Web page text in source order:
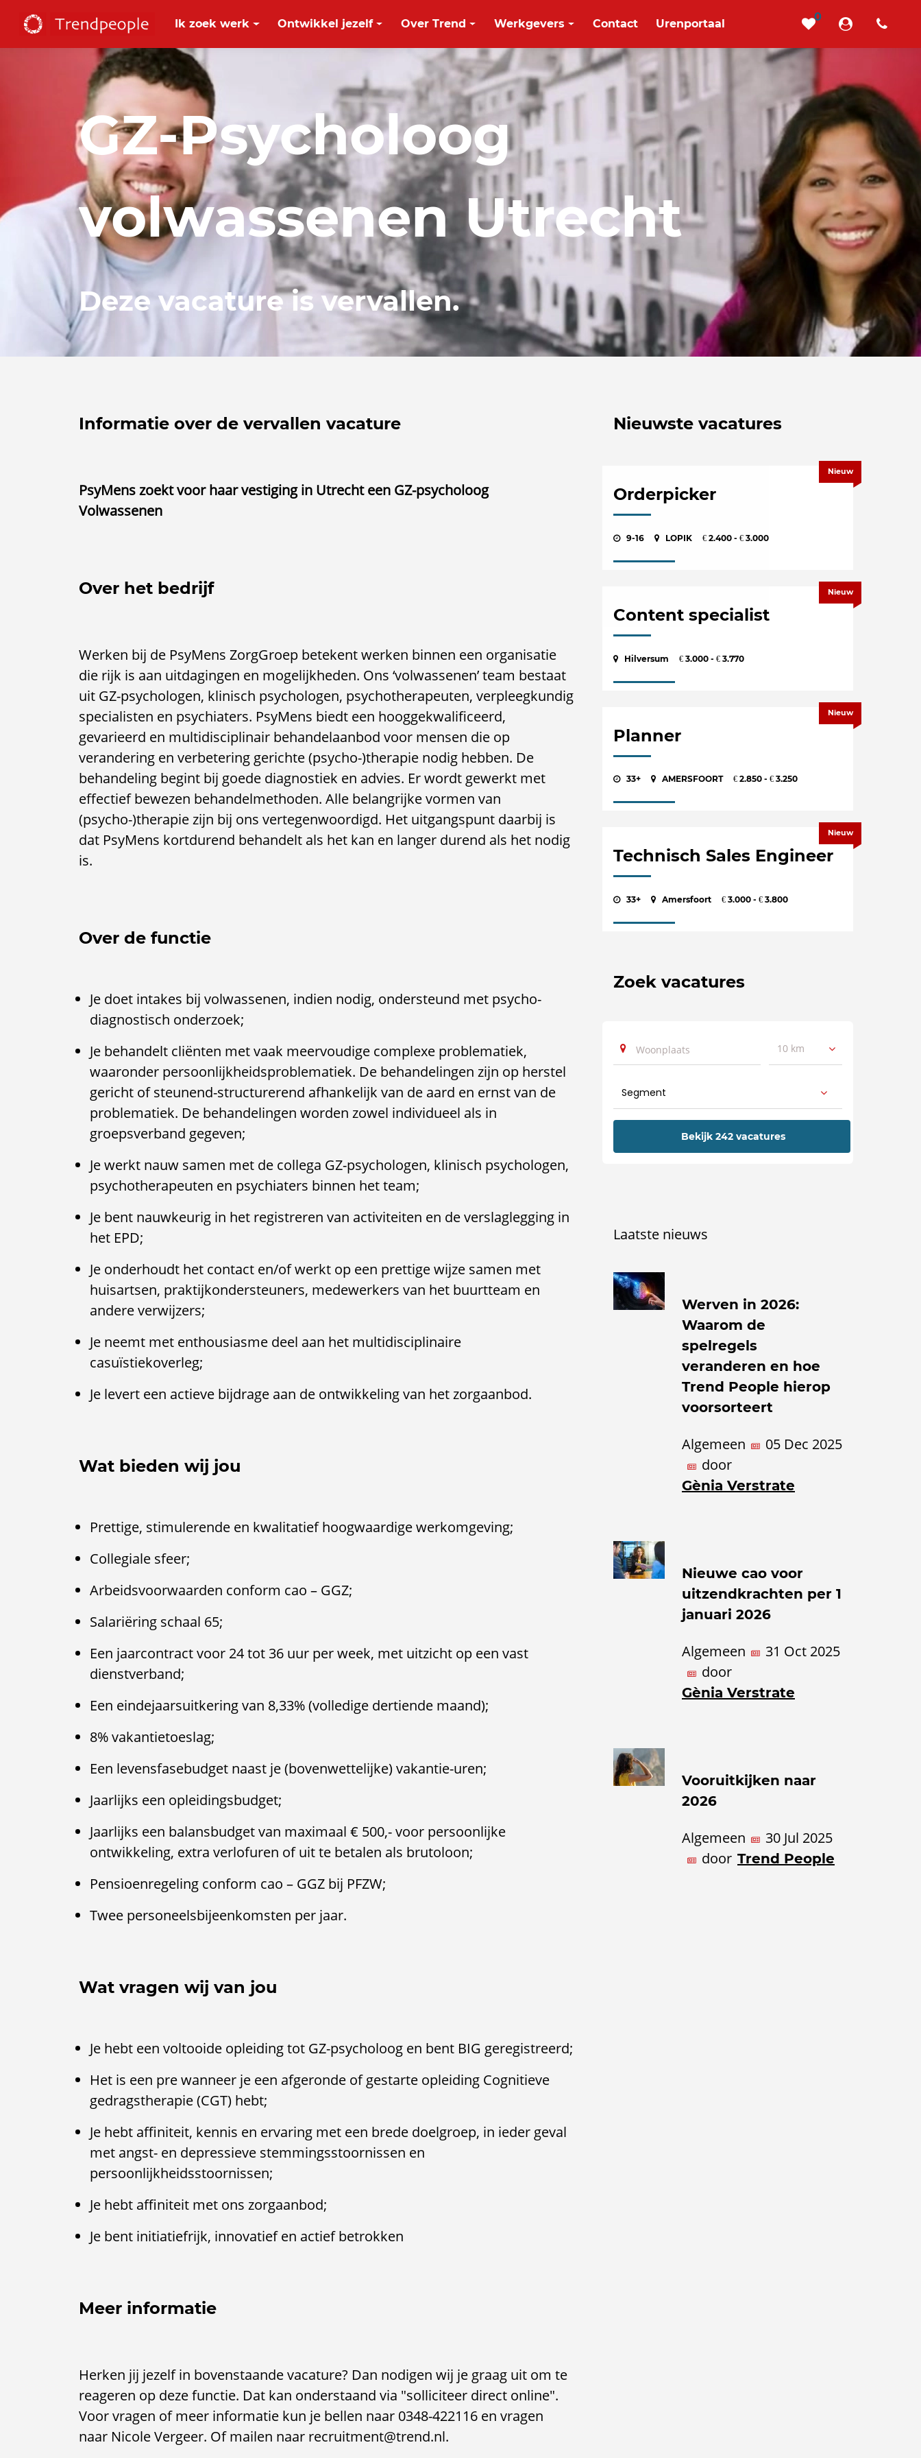
Ik zoek werk Ontwikkel jezelf Over Trend Werkgevers Contact Urenportaal
0
GZ-Psycholoog
volwassenen Utrecht
Deze vacature is vervallen.
Informatie over de vervallen vacature
PsyMens zoekt voor haar vestiging in Utrecht een GZ-psycholoog
Volwassenen
Over het bedrijf
Werken bij de PsyMens ZorgGroep betekent werken binnen een organisatie
die rijk is aan uitdagingen en mogelijkheden. Ons ‘volwassenen’ team bestaat
uit GZ-psychologen, klinisch psychologen, psychotherapeuten, verpleegkundig
specialisten en psychiaters. PsyMens biedt een hooggekwalificeerd,
gevarieerd en multidisciplinair behandelaanbod voor mensen die op
verandering en verbetering gerichte (psycho-)therapie nodig hebben. De
behandeling begint bij goede diagnostiek en advies. Er wordt gewerkt met
effectief bewezen behandelmethoden. Alle belangrijke vormen van
(psycho-)therapie zijn bij ons vertegenwoordigd. Het uitgangspunt daarbij is
dat PsyMens kortdurend behandelt als het kan en langer durend als het nodig
is.
Over de functie
Je doet intakes bij volwassenen, indien nodig, ondersteund met psycho-
diagnostisch onderzoek;
Je behandelt cliënten met vaak meervoudige complexe problematiek,
waaronder persoonlijkheidsproblematiek. De behandelingen zijn op herstel
gericht of steunend-structurerend afhankelijk van de aard en ernst van de
problematiek. De behandelingen worden zowel individueel als in
groepsverband gegeven;
Je werkt nauw samen met de collega GZ-psychologen, klinisch psychologen,
psychotherapeuten en psychiaters binnen het team;
Je bent nauwkeurig in het registreren van activiteiten en de verslaglegging in
het EPD;
Je onderhoudt het contact en/of werkt op een prettige wijze samen met
huisartsen, praktijkondersteuners, medewerkers van het buurtteam en
andere verwijzers;
Je neemt met enthousiasme deel aan het multidisciplinaire
casuïstiekoverleg;
Je levert een actieve bijdrage aan de ontwikkeling van het zorgaanbod.
Wat bieden wij jou
Prettige, stimulerende en kwalitatief hoogwaardige werkomgeving;
Collegiale sfeer;
Arbeidsvoorwaarden conform cao – GGZ;
Salariëring schaal 65;
Een jaarcontract voor 24 tot 36 uur per week, met uitzicht op een vast
dienstverband;
Een eindejaarsuitkering van 8,33% (volledige dertiende maand);
8% vakantietoeslag;
Een levensfasebudget naast je (bovenwettelijke) vakantie-uren;
Jaarlijks een opleidingsbudget;
Jaarlijks een balansbudget van maximaal € 500,- voor persoonlijke
ontwikkeling, extra verlofuren of uit te betalen als brutoloon;
Pensioenregeling conform cao – GGZ bij PFZW;
Twee personeelsbijeenkomsten per jaar.
Wat vragen wij van jou
Je hebt een voltooide opleiding tot GZ-psycholoog en bent BIG geregistreerd;
Het is een pre wanneer je een afgeronde of gestarte opleiding Cognitieve
gedragstherapie (CGT) hebt;
Je hebt affiniteit, kennis en ervaring met een brede doelgroep, in ieder geval
met angst- en depressieve stemmingsstoornissen en
persoonlijkheidsstoornissen;
Je hebt affiniteit met ons zorgaanbod;
Je bent initiatiefrijk, innovatief en actief betrokken
Meer informatie
Herken jij jezelf in bovenstaande vacature? Dan nodigen wij je graag uit om te
reageren op deze functie. Dat kan onderstaand via "solliciteer direct online".
Voor vragen of meer informatie kun je bellen naar 0348-422116 en vragen
naar Nicole Vergeer. Of mailen naar recruitment@trend.nl.
Nieuwste vacatures
Orderpicker
9-16 LOPIK € 2.400 - € 3.000
Nieuw
Content specialist
Hilversum € 3.000 - € 3.770
Nieuw
Planner
33+ AMERSFOORT € 2.850 - € 3.250
Nieuw
Technisch Sales Engineer
33+ Amersfoort € 3.000 - € 3.800
Nieuw
Zoek vacatures
10 km
Bekijk 242 vacatures
Laatste nieuws
Werven in 2026:
Waarom de
spelregels
veranderen en hoe
Trend People hierop
voorsorteert
Algemeen
05 Dec 2025
door
Gènia Verstrate
Nieuwe cao voor
uitzendkrachten per 1
januari 2026
Algemeen
31 Oct 2025
door
Gènia Verstrate
Vooruitkijken naar
2026
Algemeen
30 Jul 2025
door Trend People